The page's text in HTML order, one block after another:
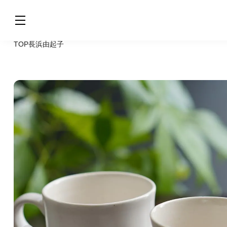
TOP長浜由起子